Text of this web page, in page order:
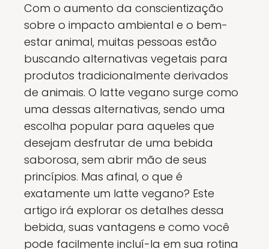
Com o aumento da conscientização
sobre o impacto ambiental e o bem-
estar animal, muitas pessoas estão
buscando alternativas vegetais para
produtos tradicionalmente derivados
de animais. O latte vegano surge como
uma dessas alternativas, sendo uma
escolha popular para aqueles que
desejam desfrutar de uma bebida
saborosa, sem abrir mão de seus
princípios. Mas afinal, o que é
exatamente um latte vegano? Este
artigo irá explorar os detalhes dessa
bebida, suas vantagens e como você
pode facilmente incluí-la em sua rotina